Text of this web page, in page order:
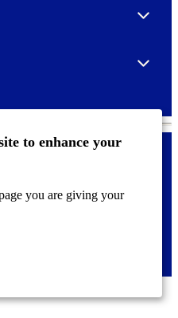
to enhance your
you are giving your
Expand
Expand
o
n
Cookie obavijesti